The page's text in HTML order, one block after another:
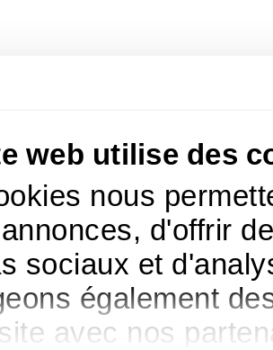
web utilise des
nous
d'offrir
sociaux et
également
avec nos